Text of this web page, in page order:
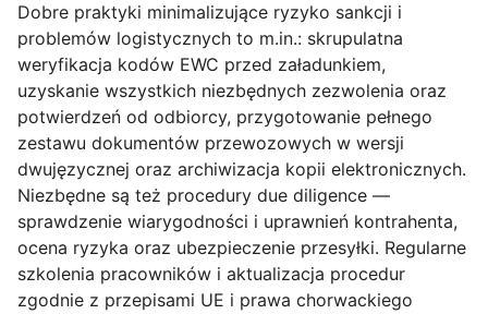
Dobre praktyki minimalizujące ryzyko sankcji i
problemów logistycznych to m.in.: skrupulatna
weryfikacja kodów EWC przed załadunkiem,
uzyskanie wszystkich niezbędnych zezwolenia oraz
potwierdzeń od odbiorcy, przygotowanie pełnego
zestawu dokumentów przewozowych w wersji
dwujęzycznej oraz archiwizacja kopii elektronicznych.
Niezbędne są też procedury due diligence —
sprawdzenie wiarygodności i uprawnień kontrahenta,
ocena ryzyka oraz ubezpieczenie przesyłki. Regularne
szkolenia pracowników i aktualizacja procedur
zgodnie z przepisami UE i prawa chorwackiego